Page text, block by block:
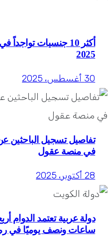
أكثر 10 جنسيات تواجداً
2025
30 أغسطس، 2025
تفاصيل تسجيل الباحثين
في منصة عقول
28 أكتوبر، 2025
دولة عربية تعتمد الدوام
ساعات ونصف يوميًا في